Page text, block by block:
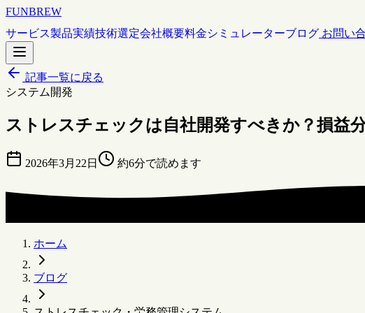
FUNBREW
サービス製品実績技術選定会社概要料金シミュレーターブログ お問い
記事一覧に戻る
システム開発
ストレスチェックは自社開発すべきか？損益
2026年3月22日 約6分で読めます
ホーム
ブログ